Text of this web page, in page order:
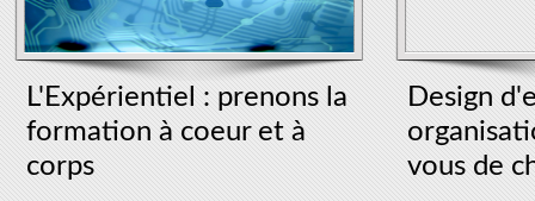
L'Expérientiel : prenons la
formation à coeur et à
corps
Design
vous de